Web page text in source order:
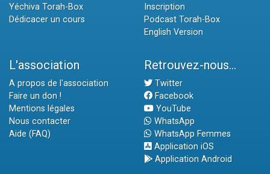
Yéchiva Torah-Box
Dédicacer un cours
Inscription
Podcast Torah-Box
English Version
L'association
A propos de l'association
Faire un don !
Mentions légales
Nous contacter
Aide (FAQ)
Retrouvez-nous...
Twitter
Facebook
YouTube
WhatsApp
WhatsApp Femmes
Application iOS
Application Android